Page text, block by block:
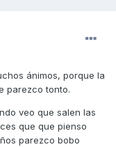
ánimos, porque la
parezco tonto.
veo que salen las
que que pienso
parezco bobo